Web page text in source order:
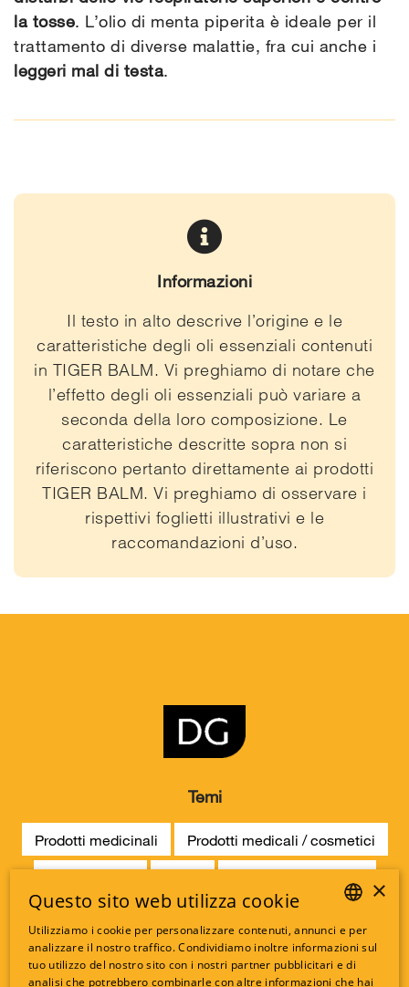
la tosse. L’olio di menta piperita è ideale per il
trattamento di diverse malattie, fra cui anche i
leggeri mal di testa.
Informazioni
Il testo in alto descrive l’origine e le
caratteristiche degli oli essenziali contenuti
in TIGER BALM. Vi preghiamo di notare che
l’effetto degli oli essenziali può variare a
seconda della loro composizione. Le
caratteristiche descritte sopra non si
riferiscono pertanto direttamente ai prodotti
TIGER BALM. Vi preghiamo di osservare i
rispettivi foglietti illustrativi e le
raccomandazioni d’uso.
Temi
Prodotti medicinali Prodotti medicali / cosmetici
Altri link
GERMAN
FRENCH
×
Questo sito web utilizza cookie
Utilizziamo i cookie per personalizzare contenuti, annunci e per
analizzare il nostro traffico. Condividiamo inoltre informazioni sul
tuo utilizzo del nostro sito con i nostri partner pubblicitari e di
analisi che potrebbero combinarle con altre informazioni che hai